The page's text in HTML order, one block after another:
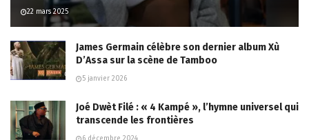
22 mars 2025
James Germain célèbre son dernier album Xù
D’Assa sur la scène de Tamboo
5 janvier 2026
Joé Dwèt Filé : « 4 Kampé », l’hymne universel qui
transcende les frontières